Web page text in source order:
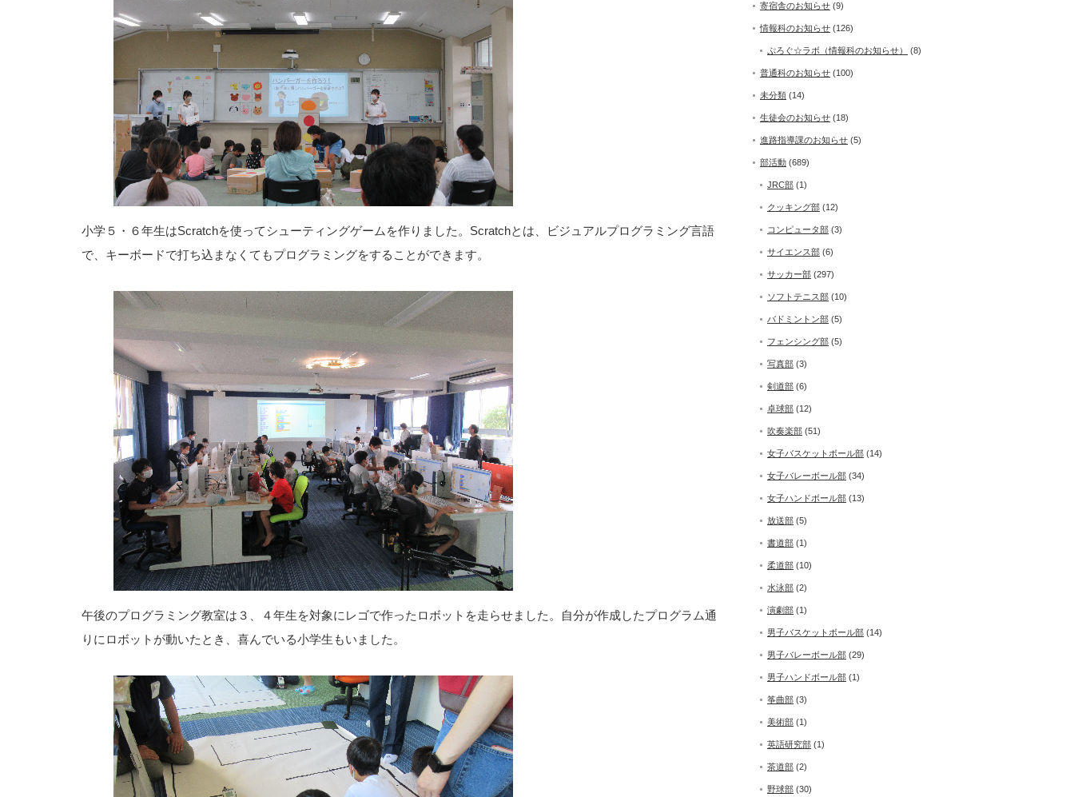
小学５・６年生はScratchを使ってシューティングゲームを作りました。Scratchとは、ビジュアルプログラミング言語
で、キーボードで打ち込まなくてもプログラミングをすることができます。
午後のプログラミング教室は３、４年生を対象にレゴで作ったロボットを走らせました。自分が作成したプログラム通
りにロボットが動いたとき、喜んでいる小学生もいました。
寄宿舎のお知らせ (9)
情報科のお知らせ (126)
ぷろぐ☆ラボ（情報科のお知らせ） (8)
普通科のお知らせ (100)
未分類 (14)
生徒会のお知らせ (18)
進路指導課のお知らせ (5)
部活動 (689)
JRC部 (1)
クッキング部 (12)
コンピュータ部 (3)
サイエンス部 (6)
サッカー部 (297)
ソフトテニス部 (10)
バドミントン部 (5)
フェンシング部 (5)
写真部 (3)
剣道部 (6)
卓球部 (12)
吹奏楽部 (51)
女子バスケットボール部 (14)
女子バレーボール部 (34)
女子ハンドボール部 (13)
放送部 (5)
書道部 (1)
柔道部 (10)
水泳部 (2)
演劇部 (1)
男子バスケットボール部 (14)
男子バレーボール部 (29)
男子ハンドボール部 (1)
筝曲部 (3)
美術部 (1)
英語研究部 (1)
茶道部 (2)
野球部 (30)